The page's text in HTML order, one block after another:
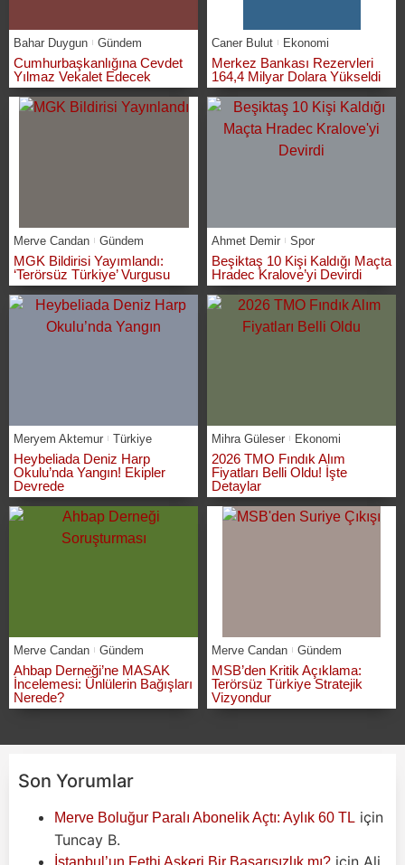
Bahar Duygun Gündem
Cumhurbaşkanlığına Cevdet
Yılmaz Vekalet Edecek
Caner Bulut Ekonomi
Merkez Bankası Rezervleri
164,4 Milyar Dolara Yükseldi
Merve Candan Gündem
MGK Bildirisi Yayımlandı:
‘Terörsüz Türkiye’ Vurgusu
Ahmet Demir Spor
Beşiktaş 10 Kişi Kaldığı Maçta
Hradec Kralove’yi Devirdi
Meryem Aktemur Türkiye
Heybeliada Deniz Harp
Okulu’nda Yangın! Ekipler
Devrede
Mihra Güleser Ekonomi
2026 TMO Fındık Alım
Fiyatları Belli Oldu! İşte
Detaylar
Merve Candan Gündem
Ahbap Derneği’ne MASAK
İncelemesi: Ünlülerin Bağışları
Nerede?
Merve Candan Gündem
MSB’den Kritik Açıklama:
Terörsüz Türkiye Stratejik
Vizyondur
Son Yorumlar
Merve Boluğur Paralı Abonelik Açtı: Aylık 60 TL için
Tuncay B.
İstanbul’un Fethi Askeri Bir Başarısızlık mı? için Ali